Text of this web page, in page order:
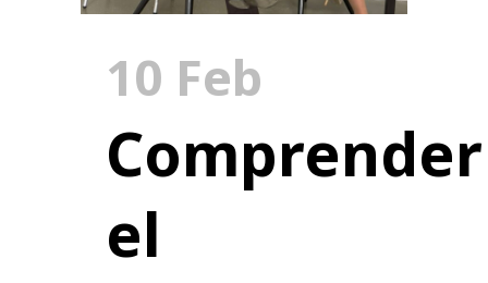
10 Feb
Comprender
el